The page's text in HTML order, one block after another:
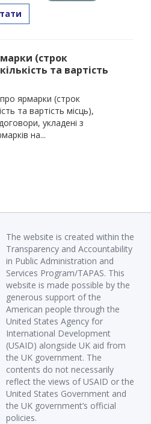
(строк
та вартість
про ярмарки (строк
та вартість місць),
укладені з
на...
The website is created within the
Transparency and Accountability
in Public Administration and
Services Program/TAPAS. This
website is made possible by the
generous support of the
American people through the
United States Agency for
International Development
(USAID) alongside UK aid from
the UK government. The
contents do not necessarily
reflect the views of USAID or the
United States Government and
the UK government’s official
policies.